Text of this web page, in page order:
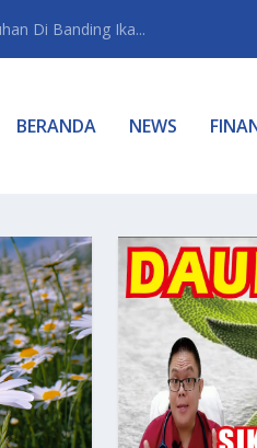
Di Banding Ika...
BERANDA NEWS